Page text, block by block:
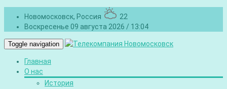
Новомосковск, Россия
22
Воскресенье 09 августа 2026 / 13:04
Toggle navigation
Главная
О нас
История